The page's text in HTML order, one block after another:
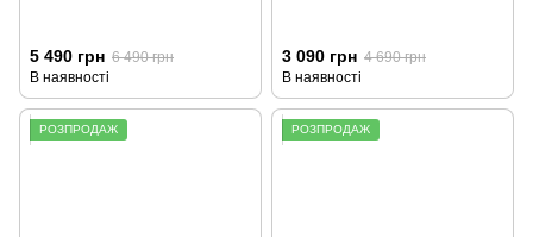
5 490 грн 6 490 грн
В наявності
3 090 грн 4 690 грн
В наявності
РОЗПРОДАЖ РОЗПРОДАЖ